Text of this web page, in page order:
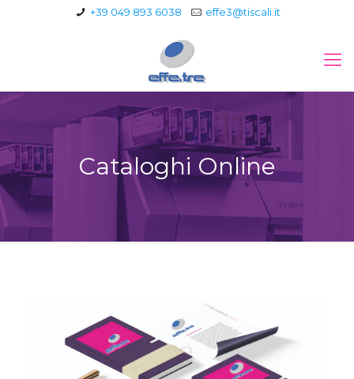
+39 049 893 6038 effe3@tiscali.it
Cataloghi Online